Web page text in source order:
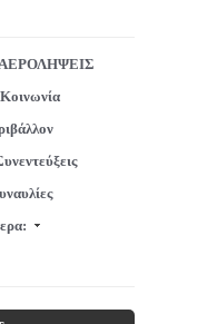
Κοινωνία